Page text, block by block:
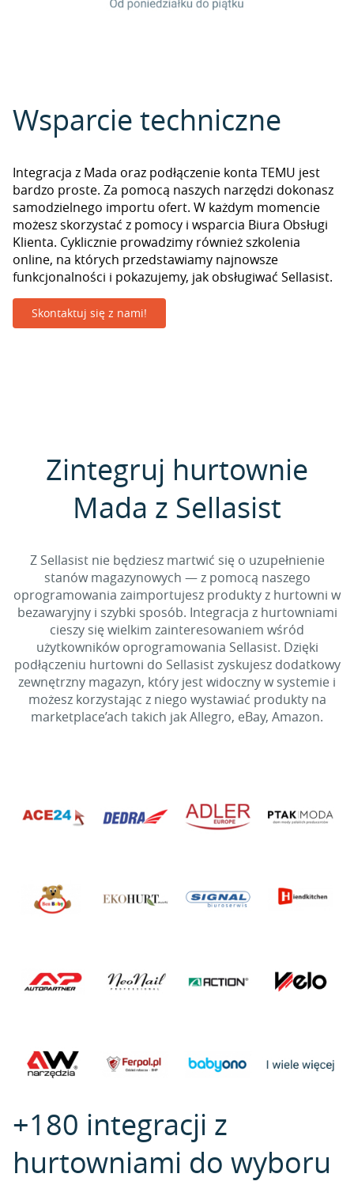
Wsparcie techniczne
Integracja z Mada oraz podłączenie konta TEMU jest
bardzo proste. Za pomocą naszych narzędzi dokonasz
samodzielnego importu ofert. W każdym momencie
możesz skorzystać z pomocy i wsparcia Biura Obsługi
Klienta. Cyklicznie prowadzimy również szkolenia
online, na których przedstawiamy najnowsze
funkcjonalności i pokazujemy, jak obsługiwać Sellasist.
Skontaktuj się z nami!
Zintegruj hurtownie
Mada z Sellasist
Z Sellasist nie będziesz martwić się o uzupełnienie
stanów magazynowych — z pomocą naszego
oprogramowania zaimportujesz produkty z hurtowni w
bezawaryjny i szybki sposób. Integracja z hurtowniami
cieszy się wielkim zainteresowaniem wśród
użytkowników oprogramowania Sellasist. Dzięki
podłączeniu hurtowni do Sellasist zyskujesz dodatkowy
zewnętrzny magazyn, który jest widoczny w systemie i
możesz korzystając z niego wystawiać produkty na
marketplace’ach takich jak Allegro, eBay, Amazon.
+180 integracji z
hurtowniami do wyboru